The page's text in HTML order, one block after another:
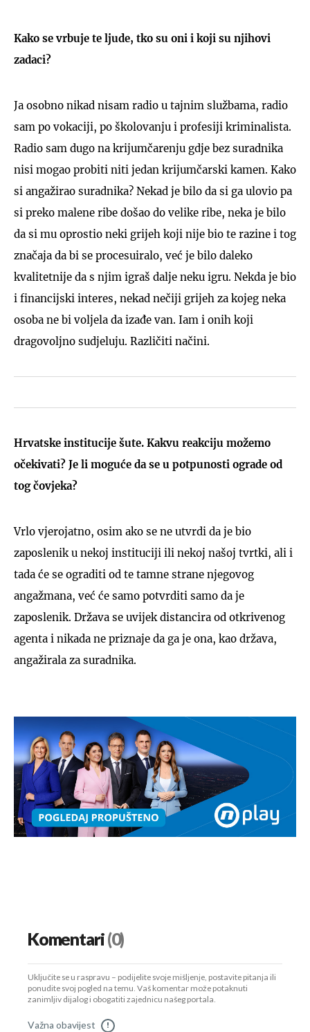
Kako se vrbuje te ljude, tko su oni i koji su njihovi
zadaci?
Ja osobno nikad nisam radio u tajnim službama, radio
sam po vokaciji, po školovanju i profesiji kriminalista.
Radio sam dugo na krijumčarenju gdje bez suradnika
nisi mogao probiti niti jedan krijumčarski kamen. Kako
si angažirao suradnika? Nekad je bilo da si ga ulovio pa
si preko malene ribe došao do velike ribe, neka je bilo
da si mu oprostio neki grijeh koji nije bio te razine i tog
značaja da bi se procesuiralo, već je bilo daleko
kvalitetnije da s njim igraš dalje neku igru. Nekda je bio
i financijski interes, nekad nečiji grijeh za kojeg neka
osoba ne bi voljela da izađe van. Iam i onih koji
dragovoljno sudjeluju. Različiti načini.
Hrvatske institucije šute. Kakvu reakciju možemo
očekivati? Je li moguće da se u potpunosti ograde od
tog čovjeka?
Vrlo vjerojatno, osim ako se ne utvrdi da je bio
zaposlenik u nekoj instituciji ili nekoj našoj tvrtki, ali i
tada će se ograditi od te tamne strane njegovog
angažmana, već će samo potvrditi samo da je
zaposlenik. Država se uvijek distancira od otkrivenog
agenta i nikada ne priznaje da ga je ona, kao država,
angažirala za suradnika.
Komentari(0)
Uključite se u raspravu – podijelite svoje mišljenje, postavite pitanja ili
ponudite svoj pogled na temu. Vaš komentar može potaknuti
zanimljiv dijalog i obogatiti zajednicu našeg portala.
Važna obavijest !